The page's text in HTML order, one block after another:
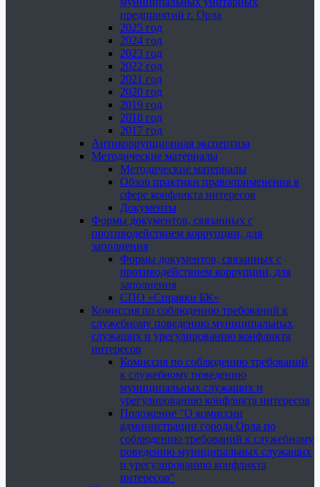
предприятий г. Орла
2025 год
2024 год
2023 год
2022 год
2021 год
2020 год
2019 год
2018 год
2017 год
Антикоррупционная экспертиза
Методические материалы
Методические материалы
Обзор практики правоприменения в
сфере конфликта интересов
Документы
Формы документов, связанных с
противодействием коррупции, для
заполнения
Формы документов, связанных с
противодействием коррупции, для
заполнения
СПО «Справки БК»
Комиссия по соблюдению требований к
служебному поведению муниципальных
служащих и урегулированию конфликта
интересов
Комиссия по соблюдению требований
к служебному поведению
муниципальных служащих и
урегулированию конфликта интересов
Положение "О комиссии
администрации города Орла по
соблюдению требований к служебному
поведению муниципальных служащих
и урегулированию конфликта
интересов"